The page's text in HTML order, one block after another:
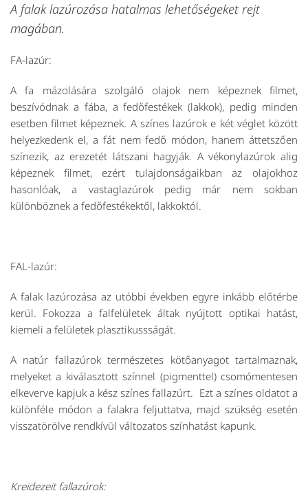
A falak lazúrozása hatalmas lehetőségeket rejt
magában.
FA-lazúr:
A fa mázolására szolgáló olajok nem képeznek filmet,
beszívódnak a fába, a fedőfestékek (lakkok), pedig minden
esetben filmet képeznek. A színes lazúrok e két véglet között
helyezkedenk el, a fát nem fedő módon, hanem áttetszően
színezik, az erezetét látszani hagyják. A vékonylazúrok alig
képeznek filmet, ezért tulajdonságaikban az olajokhoz
hasonlóak, a vastaglazúrok pedig már nem sokban
különböznek a fedőfestékektől, lakkoktól.
FAL-lazúr:
A falak lazúrozása az utóbbi években egyre inkább előtérbe
kerül. Fokozza a falfelületek áltak nyújtott optikai hatást,
kiemeli a felületek plasztikussságát.
A natúr fallazúrok természetes kötőanyagot tartalmaznak,
melyeket a kiválasztott színnel (pigmenttel) csomómentesen
elkeverve kapjuk a kész színes fallazúrt. Ezt a színes oldatot a
különféle módon a falakra feljuttatva, majd szükség esetén
visszatörölve rendkívül változatos színhatást kapunk.
Kreidezeit fallazúrok: